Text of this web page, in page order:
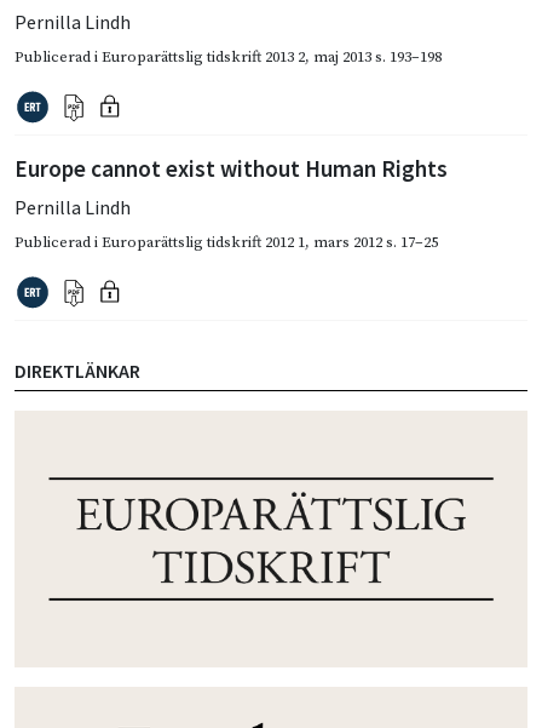
Pernilla Lindh
Publicerad iEuroparättslig tidskrift 2013 2, maj 2013s. 193–198
Europe cannot exist without Human Rights
Pernilla Lindh
Publicerad iEuroparättslig tidskrift 2012 1, mars 2012s. 17–25
DIREKTLÄNKAR